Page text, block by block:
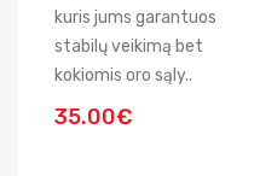
kuris jums garantuos
stabilų veikimą bet
kokiomis oro sąly..
35.00€